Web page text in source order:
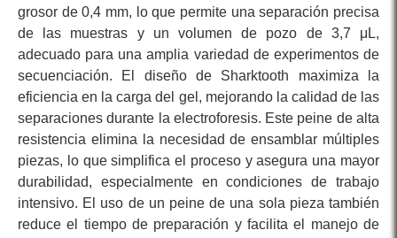
grosor de 0,4 mm, lo que permite una separación precisa
de las muestras y un volumen de pozo de 3,7 μL,
adecuado para una amplia variedad de experimentos de
secuenciación. El diseño de Sharktooth maximiza la
eficiencia en la carga del gel, mejorando la calidad de las
separaciones durante la electroforesis. Este peine de alta
resistencia elimina la necesidad de ensamblar múltiples
piezas, lo que simplifica el proceso y asegura una mayor
durabilidad, especialmente en condiciones de trabajo
intensivo. El uso de un peine de una sola pieza también
reduce el tiempo de preparación y facilita el manejo de